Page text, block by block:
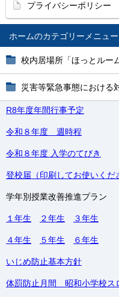
ホーム
校内居場所「ほっとルー
災害等緊急事態における
R8年度年間行事予定
令和８年度 週時程
令和８年度 入学のてびき
登校届（印刷してお使いくだ
学年別授業改善推進プラン
１年生 ２年生 ３年生
４年生 ５年生 ６年生
いじめ防止基本方針
体罰防止月間 昭和小学校ス
プライバシーポリシー